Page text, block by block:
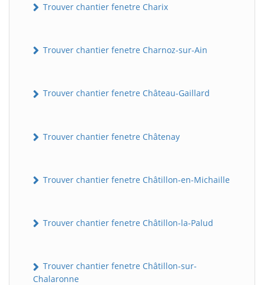
Trouver chantier fenetre Charix
Trouver chantier fenetre Charnoz-sur-Ain
Trouver chantier fenetre Château-Gaillard
Trouver chantier fenetre Châtenay
Trouver chantier fenetre Châtillon-en-Michaille
Trouver chantier fenetre Châtillon-la-Palud
Trouver chantier fenetre Châtillon-sur-
Chalaronne